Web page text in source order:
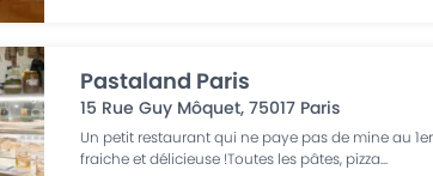
Pastaland Paris
15 Rue Guy Môquet,75017 Paris
Un petit restaurant qui ne paye pas de mine au
fraiche et délicieuse !Toutes les pâtes, pizza...